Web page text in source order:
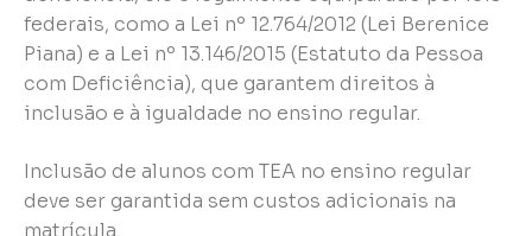
federais, como a Lei nº 12.764/2012 (Lei Berenice
Piana) e a Lei nº 13.146/2015 (Estatuto da Pessoa
com Deficiência), que garantem direitos à
inclusão e à igualdade no ensino regular.
Inclusão de alunos com TEA no ensino regular
deve ser garantida sem custos adicionais na
matrícula.